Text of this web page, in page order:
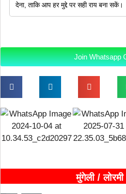
देना, ताकि आप हर मुद्दे पर सही राय बना सकें।
Join Whatsapp
मुंगेली /